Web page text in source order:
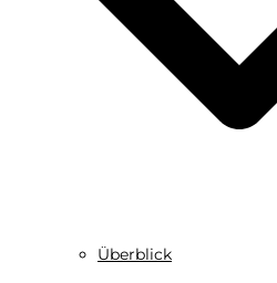
Überblick